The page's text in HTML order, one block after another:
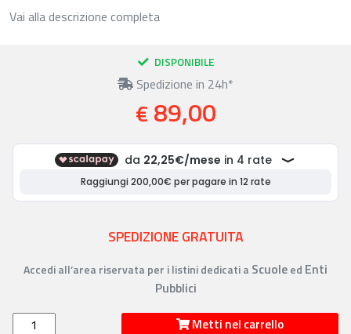
Vai alla descrizione completa
DISPONIBILE
Spedizione in 24h*
€ 89,00
SPEDIZIONE GRATUITA
Accedi all’area riservata per i listini dedicati a Scuoleed Enti
Pubblici
Metti nel carrello